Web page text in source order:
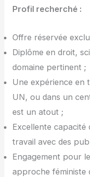
Profil recherché :
Offre réservée
Diplôme en droit,
domaine pertinent ;
Une expérience en
UN, ou dans un
est un atout ;
Excellente capacité
travail avec des
Engagement pour
approche féministe